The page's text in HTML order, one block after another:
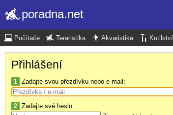
poradna.net
Počítače Teraristika Akvaristika Kutilství
Přihlášení
1 Zadajte svou přezdívku nebo e-mail:
2 Zadajte své heslo: